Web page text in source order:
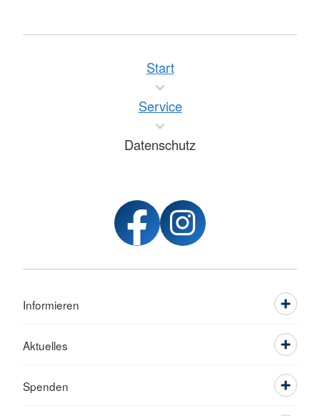
Start
Service
Datenschutz
Informieren
Aktuelles
Spenden